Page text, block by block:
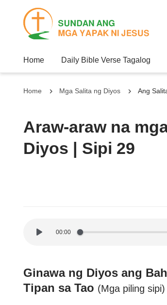
Home Daily Bible Verse Tagalog
Home Mga Salita ng Diyos Ang
Araw-araw na
Diyos | Sipi 29
00:00
Ginawa ng Diyos ang
Tipan sa Tao (Mga piling sipi)